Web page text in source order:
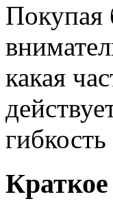
Покупая
какая